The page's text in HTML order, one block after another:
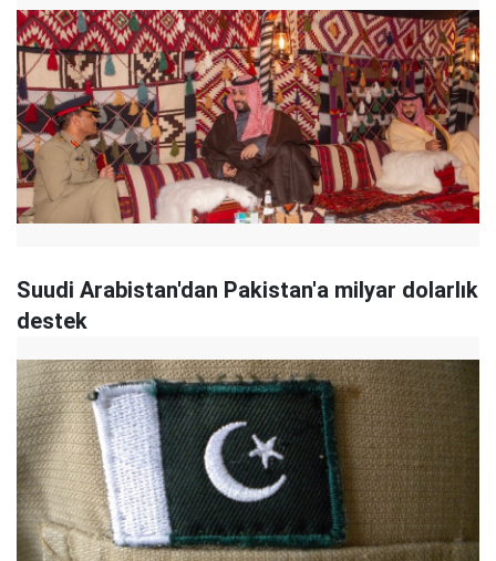
Suudi Arabistan'dan Pakistan'a milyar dolarlık
destek